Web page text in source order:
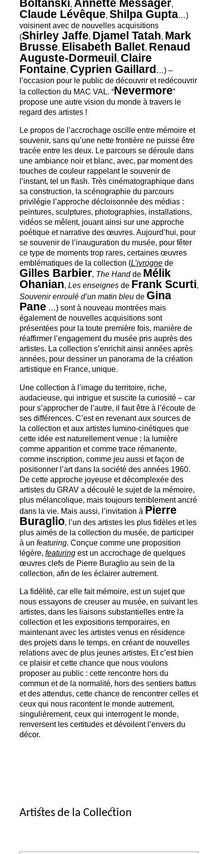
Boltanski, Annette Messager,
Claude Lévêque, Shilpa Gupta…)
voisinent avec de nouvelles acquisitions
(Shirley Jaffe, Djamel Tatah, Mark
Brusse, Elisabeth Ballet, Renaud
Auguste-Dormeuil, Claire
Fontaine, Cyprien Gaillard…) –
l’occasion pour le public de découvrir et redécouvrir
la collection du MAC VAL. “Nevermore”
propose une autre vision du monde à travers le
regard des artistes !
Le propos de l’accrochage oscille entre mémoire et
souvenir, sans qu’une nette frontière ne puisse être
tracée entre les deux. Le parcours se déroule dans
une ambiance noir et blanc, avec, par moment des
touches de couleur rappelant le souvenir de
l’instant, tel un flash. Très cinématographique dans
sa construction, la scénographie du parcours
privilégie l’approche décloisonnée des médias :
peintures, sculptures, photographies, installations,
vidéos se mêlent, jouant ainsi sur une approche
poétique et narrative des œuvres. Aujourd’hui, pour
se souvenir de l’inauguration du musée, pour fêter
ce type de moments trop rares, certaines œuvres
emblématiques de la collection (L’ivrogne de
Gilles Barbier, The Handde Mélik
Ohanian, Les enseignes de Frank Scurti,
Souvenir enroulé d’un matin bleu de Gina
Pane …) sont à nouveau montrées mais
également de nouvelles acquisitions sont
présentées pour la toute première fois, manière de
réaffirmer l’engagement du musée pris auprès des
artistes. La collection s’enrichit ainsi années après
années, pour dessiner un panorama de la création
artistique en France, unique.
Une collection à l’image du territoire, riche,
audacieuse, qui intrigue et suscite la curiosité – car
pour s’approcher de l’autre, il faut être à l’écoute de
ses différences. C’est en revenant aux sources de
la collection et aux artistes lumino-cinétiques que
cette idée est naturellement venue : la lumière
comme apparition et comme trace rémanente,
comme inscription, comme jeu aussi et façon de
positionner l’art dans la société des années 1960.
De cette approche joyeuse et décomplexée des
artistes du GRAV a découlé le sujet de la mémoire,
plus mélancolique, mais toujours terriblement ancré
dans la vie. Mais aussi, l’invitation à Pierre
Buraglio, l’un des artistes les plus fidèles et les
plus aimés de la collection du musée, de participer
à un featuring. Conçue comme une proposition
légère, featuring est un accrochage de quelques
œuvres clefs de Pierre Buraglio au sein de la
collection, afin de les éclairer autrement.
La fidélité, car elle fait mémoire, est un sujet que
nous essayons de creuser au musée, en suivant les
artistes, dans les liaisons substantielles entre la
collection et les expositions temporaires, en
maintenant avec les artistes venus en résidence
des projets dans le temps, en créant de nouvelles
relations avec de plus jeunes artistes. Et c’est bien
ce plaisir et cette chance que nous voulons
proposer au public : cette rencontre hors du
commun et de la normalité, hors des sentiers battus
et des attendus, cette chance de rencontrer celles et
ceux qui nous racontent le monde autrement,
singulièrement, ceux qui interrogent le monde,
renversent les certitudes et dévoilent l’envers du
décor.
Artistes de la Collection